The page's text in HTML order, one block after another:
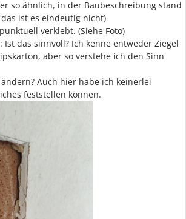
so ähnlich, in der Baubeschreibung stand
ist es eindeutig nicht)
verklebt. (Siehe Foto)
Ist das sinnvoll? Ich kenne entweder Ziegel
aber so verstehe ich den Sinn
Auch hier habe ich keinerlei
feststellen können.